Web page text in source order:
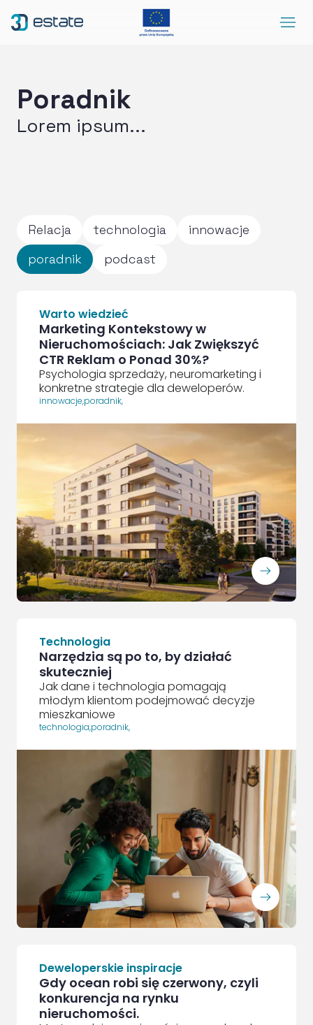
Menu
SocialLinkedIn SocialFacebook SocialYoutube PL Dostępność
Poradnik
Lorem ipsum...
Relacja technologia
innowacje
poradnik
podcast
Warto wiedzieć
Marketing Kontekstowy w
Nieruchomościach: Jak Zwiększyć
CTR Reklam o Ponad 30%?
Psychologia sprzedaży, neuromarketing i
konkretne strategie dla deweloperów.
innowacje,poradnik,
ArrowRightLong
Technologia
Narzędzia są po to, by działać
skuteczniej
Jak dane i technologia pomagają
młodym klientom podejmować decyzje
mieszkaniowe
technologia,poradnik,
ArrowRightLong
Deweloperskie inspiracje
Gdy ocean robi się czerwony, czyli
konkurencja na rynku
nieruchomości.